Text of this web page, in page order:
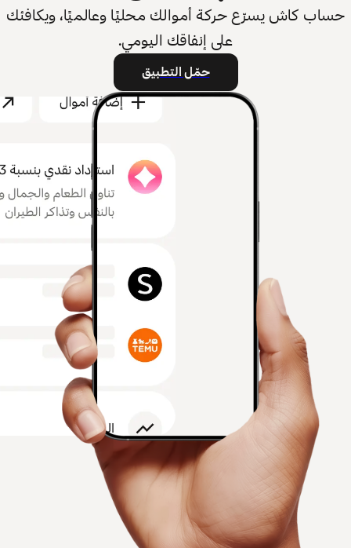
حساب كاش يسرّع حركة أموالك محليًا وعالميًا، ويكافئك
على إنفاقك اليومي.
حمّل التطبيق